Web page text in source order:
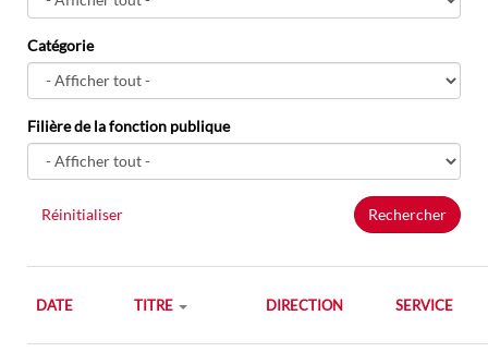
Catégorie
Filière de la fonction publique
Rechercher
Réinitialiser
DATE TITRE DIRECTION SERVICE